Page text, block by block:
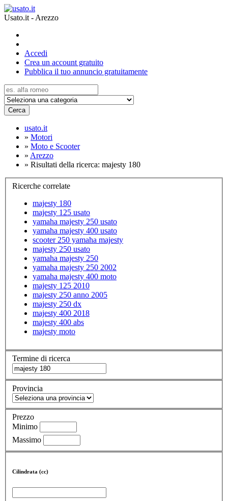
Usato.it - Arezzo
Accedi
Crea un account gratuito
Pubblica il tuo annuncio gratuitamente
Cerca
usato.it
» Motori
» Moto e Scooter
» Arezzo
» Risultati della ricerca: majesty 180
Ricerche correlate
majesty 180
majesty 125 usato
yamaha majesty 250 usato
yamaha majesty 400 usato
scooter 250 yamaha majesty
majesty 250 usato
yamaha majesty 250
yamaha majesty 250 2002
yamaha majesty 400 moto
majesty 125 2010
majesty 250 anno 2005
majesty 250 dx
majesty 400 2018
majesty 400 abs
majesty moto
Termine di ricerca
Provincia
Prezzo
Minimo
Massimo
Cilindrata (cc)